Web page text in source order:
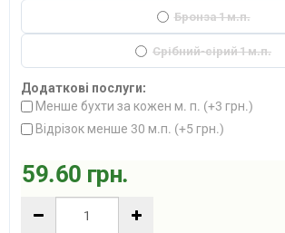
Бронза 1 м.п.
Срібний-сірий 1 м.п.
Додаткові послуги:
Менше бухти за кожен м. п. (+3 грн.)
Відрізок менше 30 м.п. (+5 грн.)
59.60 грн.